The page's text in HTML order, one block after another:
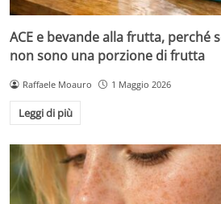
ACE e bevande alla frutta, perché
non sono una porzione di frutta
Raffaele Moauro 1 Maggio 2026
Leggi di più